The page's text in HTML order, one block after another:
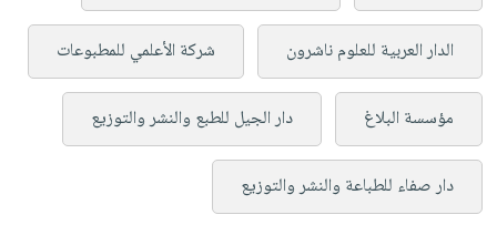
الدار العربية للعلوم ناشرون شركة الأعلمي للمطبوعات
مؤسسة البلاغ دار الجيل للطبع والنشر والتوزيع
دار صفاء للطباعة والنشر والتوزيع